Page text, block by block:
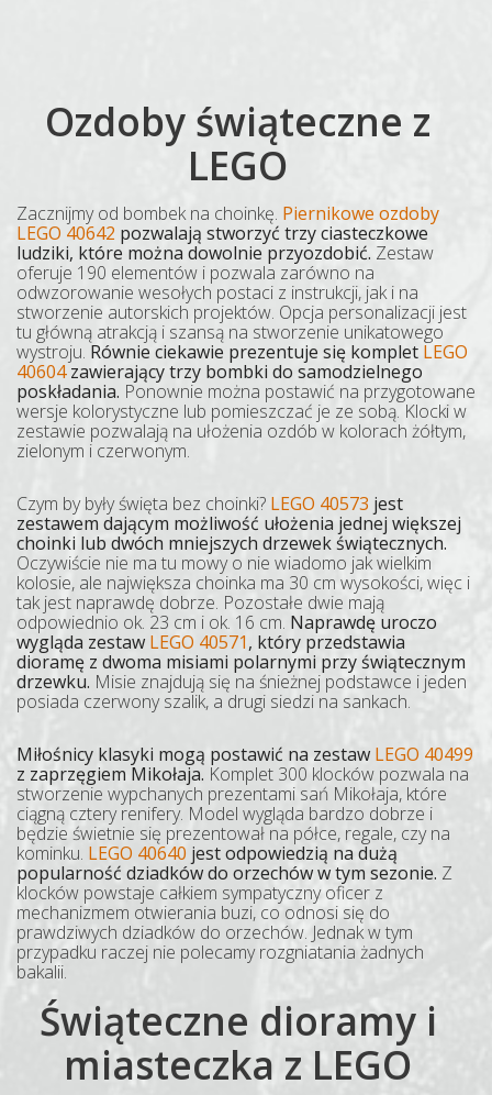
Ozdoby świąteczne z
LEGO
Zacznijmy od bombek na choinkę. Piernikowe ozdoby
LEGO 40642 pozwalają stworzyć trzy ciasteczkowe
ludziki, które można dowolnie przyozdobić. Zestaw
oferuje 190 elementów i pozwala zarówno na
odwzorowanie wesołych postaci z instrukcji, jak i na
stworzenie autorskich projektów. Opcja personalizacji jest
tu główną atrakcją i szansą na stworzenie unikatowego
wystroju. Równie ciekawie prezentuje się komplet LEGO
40604zawierający trzy bombki do samodzielnego
poskładania. Ponownie można postawić na przygotowane
wersje kolorystyczne lub pomieszczać je ze sobą. Klocki w
zestawie pozwalają na ułożenia ozdób w kolorach żółtym,
zielonym i czerwonym.
Czym by były święta bez choinki? LEGO 40573 jest
zestawem dającym możliwość ułożenia jednej większej
choinki lub dwóch mniejszych drzewek świątecznych.
Oczywiście nie ma tu mowy o nie wiadomo jak wielkim
kolosie, ale największa choinka ma 30 cm wysokości, więc i
tak jest naprawdę dobrze. Pozostałe dwie mają
odpowiednio ok. 23 cm i ok. 16 cm. Naprawdę uroczo
wygląda zestaw LEGO 40571, który przedstawia
dioramę z dwoma misiami polarnymi przy świątecznym
drzewku. Misie znajdują się na śnieżnej podstawce i jeden
posiada czerwony szalik, a drugi siedzi na sankach.
Miłośnicy klasyki mogą postawić na zestaw LEGO 40499
z zaprzęgiem Mikołaja. Komplet 300 klocków pozwala na
stworzenie wypchanych prezentami sań Mikołaja, które
ciągną cztery renifery. Model wygląda bardzo dobrze i
będzie świetnie się prezentował na półce, regale, czy na
kominku. LEGO 40640 jest odpowiedzią na dużą
popularność dziadków do orzechów w tym sezonie. Z
klocków powstaje całkiem sympatyczny oficer z
mechanizmem otwierania buzi, co odnosi się do
prawdziwych dziadków do orzechów. Jednak w tym
przypadku raczej nie polecamy rozgniatania żadnych
bakalii.
Świąteczne dioramy i
miasteczka z LEGO